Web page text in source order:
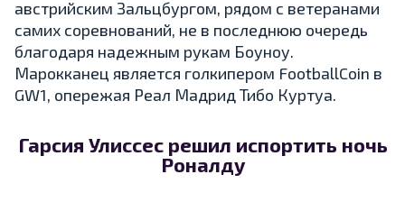
австрийским Зальцбургом, рядом с ветеранами
самих соревнований, не в последнюю очередь
благодаря надежным рукам Боуноу.
Марокканец является голкипером FootballCoin в
GW1, опережая Реал Мадрид Тибо Куртуа.
Гарсия Улиссес решил испортить ночь
Роналду